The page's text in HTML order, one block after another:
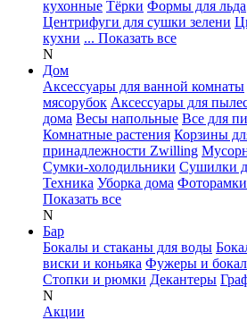
кухонные Тёрки Формы для льда
Центрифуги для сушки зелени
кухни ... Показать все
N
Дом
Аксессуары для ванной комнаты
мясорубок Аксессуары для
дома Весы напольные Все для
Комнатные растения Корзины
принадлежности Zwilling
Сумки-холодильники Сушилки
Техника Уборка дома
Показать все
N
Бар
Бокалы и стаканы для воды
виски и коньяка Фужеры и
Стопки и рюмки Декантеры
N
Акции